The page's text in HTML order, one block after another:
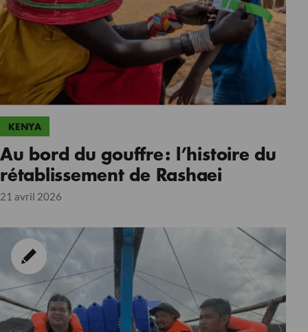
KENYA
Au bord du gouffre : l’histoire du
rétablissement de Rashaei
21 avril 2026